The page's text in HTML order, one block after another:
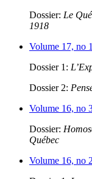
Dossier: Le
1918
Volume 17, no
Dossier 1:
Dossier 2:
Volume 16, no
Dossier:
Québec
Volume 16, no